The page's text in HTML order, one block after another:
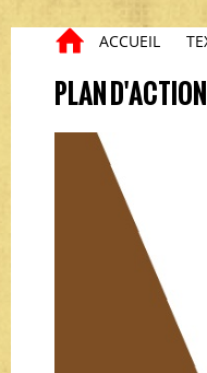
Vous êtes ici
ACCUEIL
PLAN